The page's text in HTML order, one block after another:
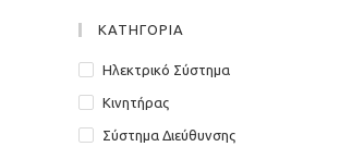
ΚΑΤΗΓΟΡΙΑ
Ηλεκτρικό Σύστημα
Κινητήρας
Σύστημα Διεύθυνσης